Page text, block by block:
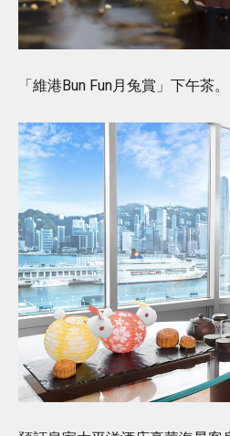
「維港Bun Fun月兔賞」下午茶。